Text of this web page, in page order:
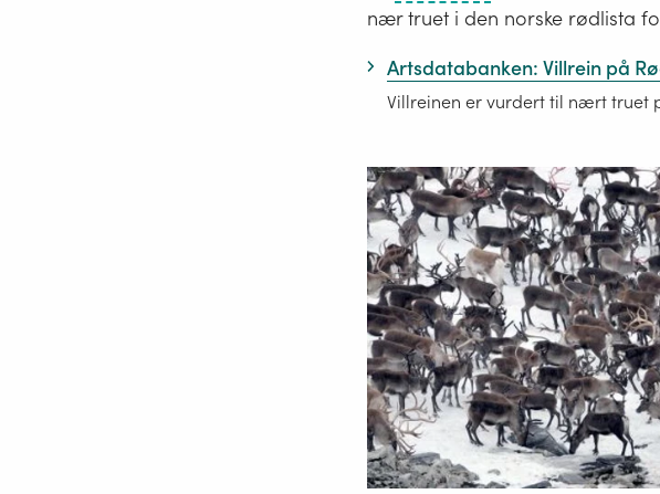
art
minst
25
av
den
europeiske
bestanden
lever
i
Norge
nær truet i den norske rødlista
Artsdatabanken: Villrein på
Villreinen er vurdert til nært truet